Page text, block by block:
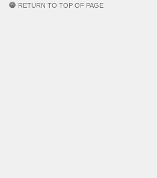
RETURN TO TOP OF PAGE